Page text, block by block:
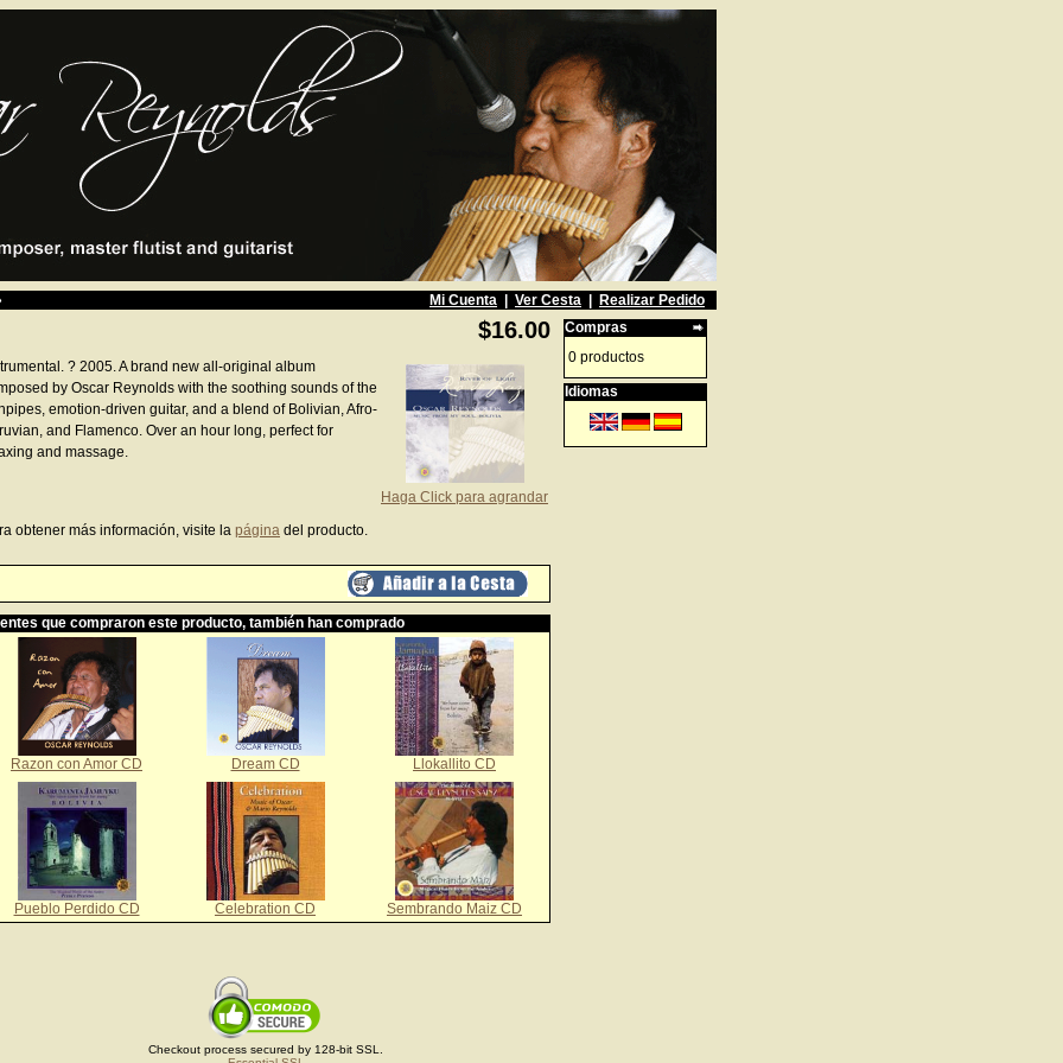
Mi Cuenta Ver Cesta Realizar Pedido
$16.00
Haga Click para agrandar
? 2005. A brand new all-original album
by Oscar Reynolds with the soothing sounds of the
emotion-driven guitar, and a blend of Bolivian, Afro-
and Flamenco. Over an hour long, perfect for
and massage.
obtener más información, visite la página del producto.
que compraron este producto, también han comprado
Razon con Amor CD Dream CD Llokallito CD
Pueblo Perdido CD Celebration CD Sembrando Maiz CD
Compras
0 productos
Idiomas
Checkout process secured by 128-bit SSL.